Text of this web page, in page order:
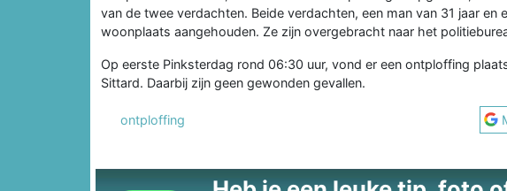
van de twee verdachten. Beide verdachten, een man van 31 jaar en
woonplaats aangehouden. Ze zijn overgebracht naar het
Op eerste Pinksterdag rond 06:30 uur, vond er een ontploffing
Sittard. Daarbij zijn geen gewonden gevallen.
ontploffing